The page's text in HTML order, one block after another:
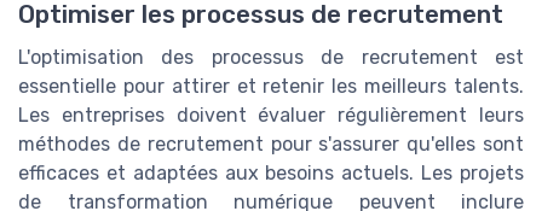
Optimiser les processus de recrutement
L'optimisation des processus de recrutement est
essentielle pour attirer et retenir les meilleurs talents.
Les entreprises doivent évaluer régulièrement leurs
méthodes de recrutement pour s'assurer qu'elles sont
efficaces et adaptées aux besoins actuels. Les projets
de transformation numérique peuvent inclure